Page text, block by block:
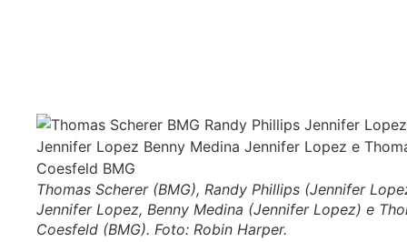
Thomas Scherer (BMG), Randy Phillips (Jennifer
Jennifer Lopez, Benny Medina (Jennifer Lopez) e
Coesfeld (BMG). Foto: Robin Harper.